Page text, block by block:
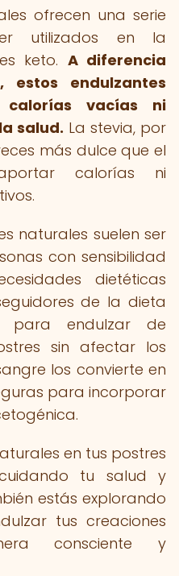
ofrecen una serie
utilizados en la
keto. A diferencia
estos endulzantes
vacías ni
salud. La stevia, por
más dulce que el
calorías ni
naturales suelen ser
con sensibilidad
dietéticas
de la dieta
para endulzar de
sin afectar los
los convierte en
para incorporar
en tus postres
tu salud y
estás explorando
tus creaciones
consciente y